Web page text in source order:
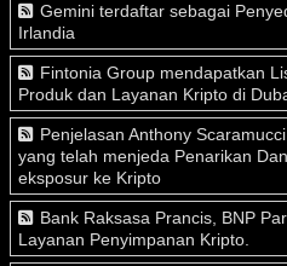
Gemini terdaftar sebagai
Irlandia
Fintonia Group mendapatkan
Produk dan Layanan Kripto di
Penjelasan Anthony
yang telah menjeda Penarikan
eksposur ke Kripto
Bank Raksasa Prancis, BNP
Layanan Penyimpanan Kripto.